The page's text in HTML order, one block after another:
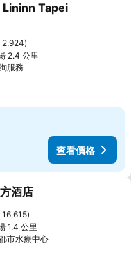
夾
Lininn Tapei
2,924
2.4 公里
服務
查看價格
夾
酒店
16,615
1.4 公里
市水療中心查看價格